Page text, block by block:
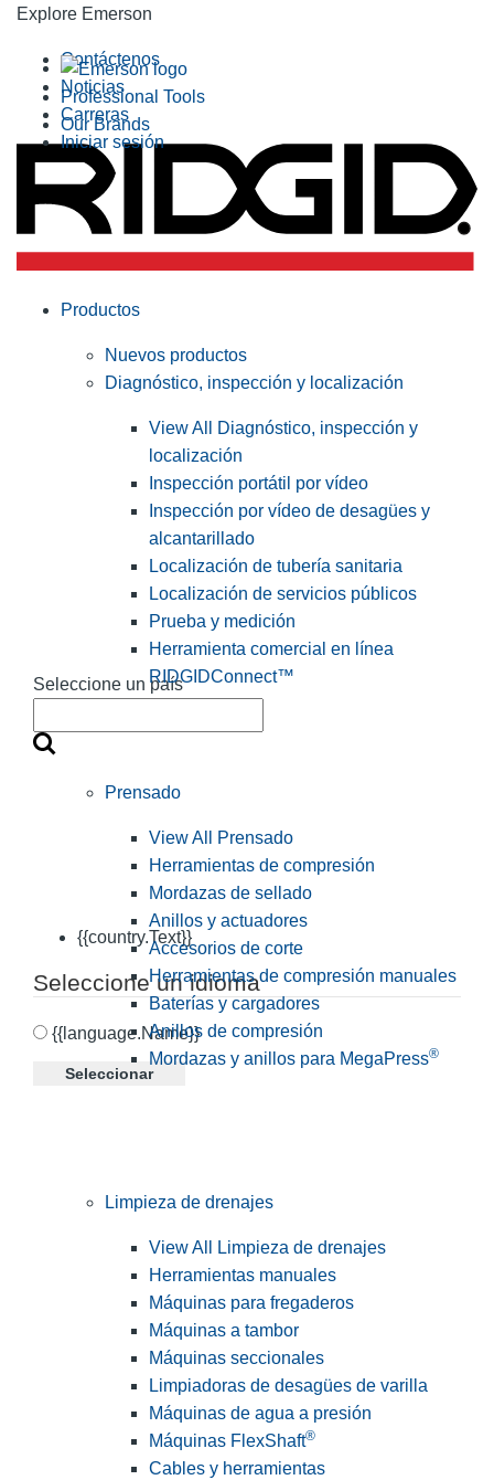
Explore Emerson
Professional Tools
Our Brands
Contáctenos
Noticias
Carreras
Iniciar sesión
Seleccione un país
{{country.Text}}
Seleccione un idioma
{{language.Name}}
Seleccionar
Productos
Nuevos productos
Diagnóstico, inspección y localización
View All Diagnóstico, inspección y
localización
Inspección portátil por vídeo
Inspección por vídeo de desagües y
alcantarillado
Localización de tubería sanitaria
Localización de servicios públicos
Prueba y medición
Herramienta comercial en línea
RIDGIDConnect™
Prensado
View All Prensado
Herramientas de compresión
Mordazas de sellado
Anillos y actuadores
Accesorios de corte
Herramientas de compresión manuales
Baterías y cargadores
Anillos de compresión
Mordazas y anillos para MegaPress®
Limpieza de drenajes
View All Limpieza de drenajes
Herramientas manuales
Máquinas para fregaderos
Máquinas a tambor
Máquinas seccionales
Limpiadoras de desagües de varilla
Máquinas de agua a presión
Máquinas FlexShaft®
Cables y herramientas